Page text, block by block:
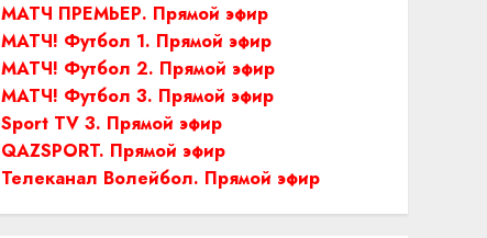
МАТЧ ПРЕМЬЕР. Прямой эфир
МАТЧ! Футбол 1. Прямой эфир
МАТЧ! Футбол 2. Прямой эфир
МАТЧ! Футбол 3. Прямой эфир
Sport TV 3. Прямой эфир
QAZSPORT. Прямой эфир
Телеканал Волейбол. Прямой эфир